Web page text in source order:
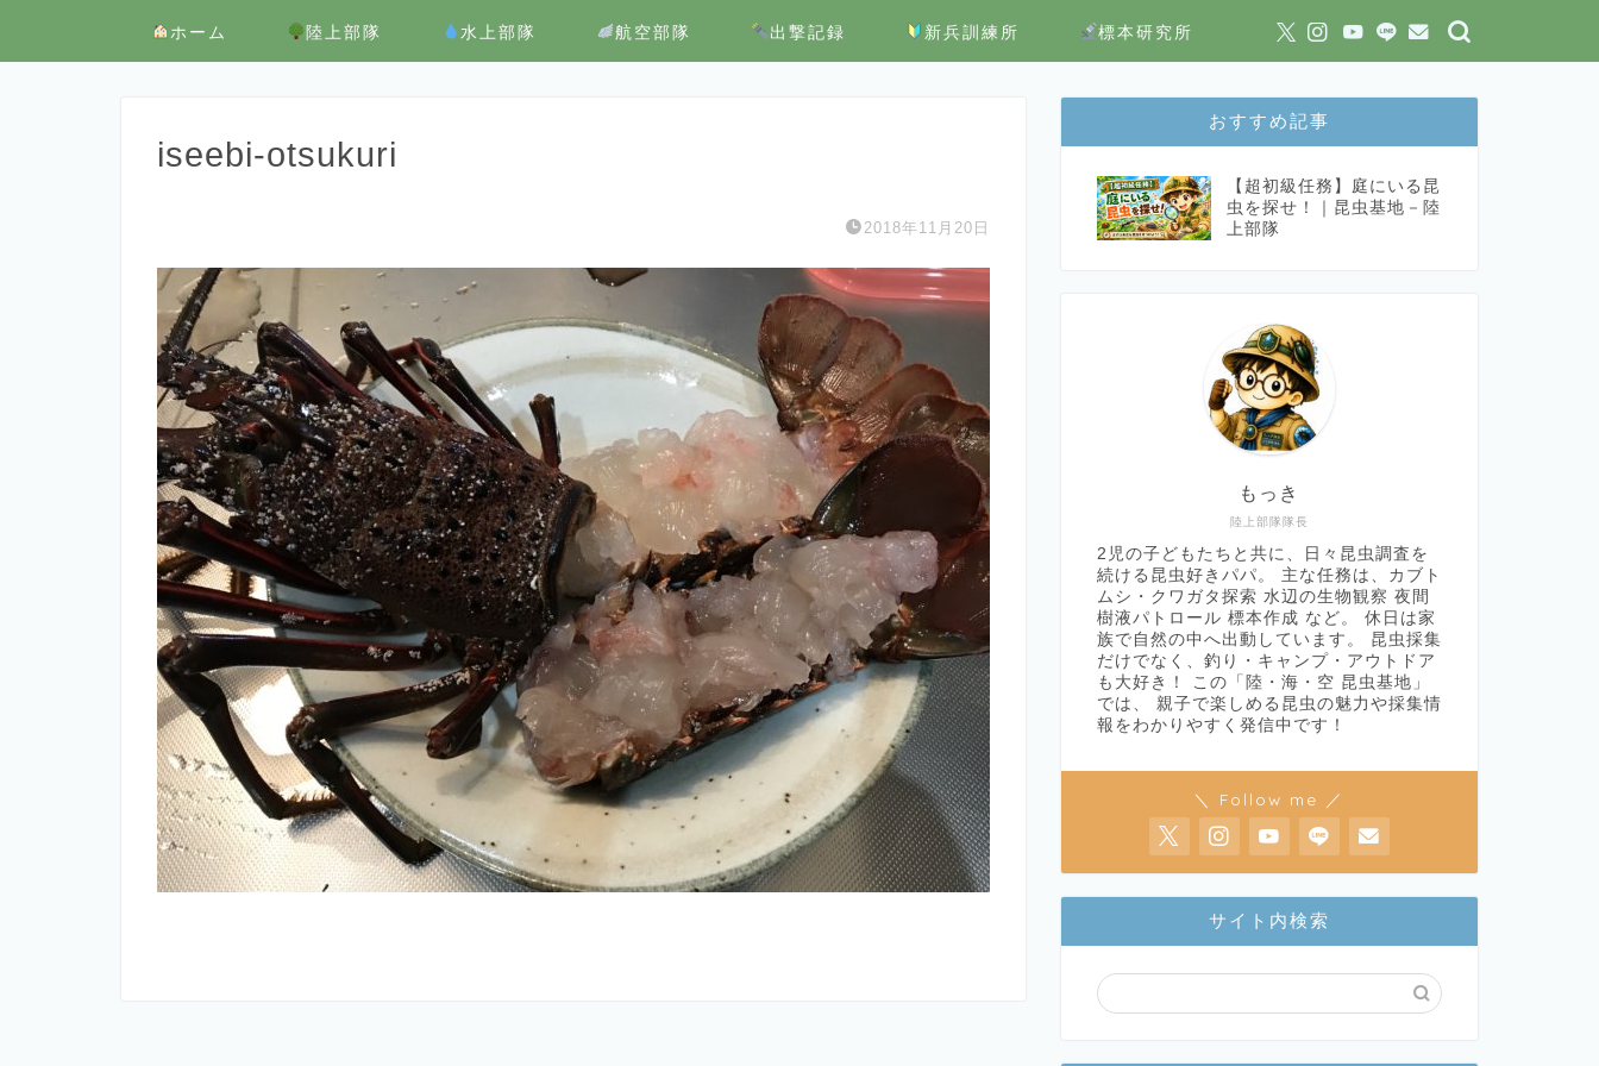
ホーム 陸上部隊 水上部隊 航空部隊 出撃記録 新兵訓練所 標本研究所
iseebi-otsukuri
2018年11月20日
おすすめ記事
【超初級任務】庭にいる昆
虫を探せ！｜昆虫基地－陸
上部隊
陸上部隊隊長
もっき
2児の子どもたちと共に、日々昆虫調査を
続ける昆虫好きパパ。 主な任務は、カブト
ムシ・クワガタ探索 水辺の生物観察 夜間
樹液パトロール 標本作成 など。 休日は家
族で自然の中へ出動しています。 昆虫採集
だけでなく、釣り・キャンプ・アウトドア
も大好き！ この「陸・海・空 昆虫基地」
では、 親子で楽しめる昆虫の魅力や採集情
報をわかりやすく発信中です！
＼ Follow me ／
サイト内検索